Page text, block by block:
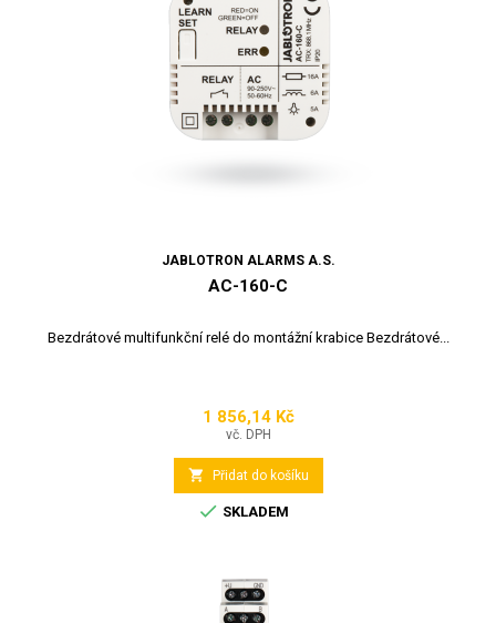
JABLOTRON ALARMS A.S.
AC-160-C
Bezdrátové multifunkční relé do montážní krabice Bezdrátové...
Cena
1 856,14 Kč
vč. DPH
 Přidat do košíku
 SKLADEM